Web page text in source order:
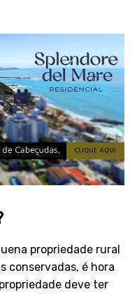
propriedade rural
conservadas, é hora
deve ter